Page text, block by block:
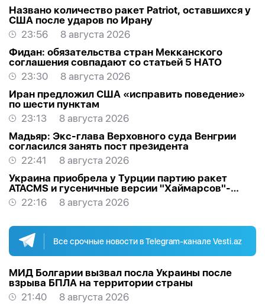
Названо количество ракет Patriot, оставшихся у
США после ударов по Ирану
23:56
8 августа 2026
Фидан: обязательства стран Мекканского
соглашения совпадают со статьей 5 НАТО
23:30
8 августа 2026
Иран предложил США «исправить поведение»
по шести пунктам
23:13
8 августа 2026
Мадьяр: Экс-глава Верховного суда Венгрии
согласился занять пост президента
22:41
8 августа 2026
Украина приобрела у Турции партию ракет
ATACMS и гусеничные версии "Хаймарсов"-
ОБНОВЛЕНО
22:16 8 августа 2026
Все срочные новости в Telegram-канале Vesti.az
МИД Болгарии вызвал посла Украины после
взрыва БПЛА на территории страны
21:40
8 августа 2026